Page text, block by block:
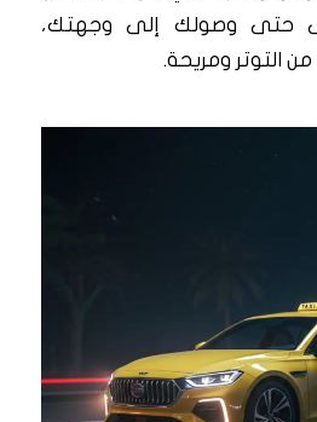
حتى وصولك إلى وجهتك،
التوتر ومريحة.